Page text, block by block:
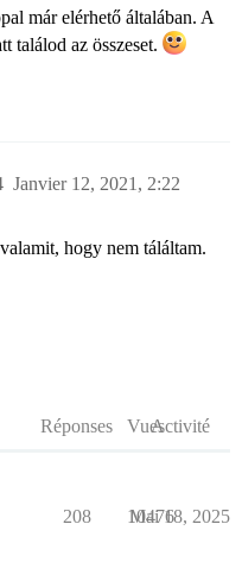
már elérhető általában. A
találod az összeset.
Janvier 12, 2021, 2:22
hogy nem táláltam.
Réponses VuesActivité
208 10476
Mai 18, 2025